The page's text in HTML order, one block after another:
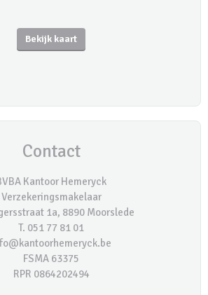
Bekijk kaart
Contact
Kantoor Hemeryck
Verzekeringsmakelaar
1a, 8890 Moorslede
T. 051 77 81 01
FSMA 63375
RPR 0864202494